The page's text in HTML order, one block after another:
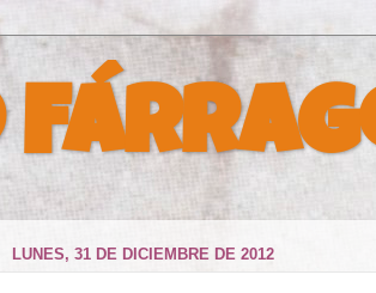
LUNES, 31 DE DICIEMBRE DE 2012